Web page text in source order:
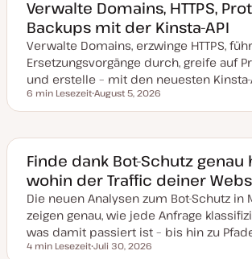
Verwalte Domains, HTTPS,
Backups mit der Kinsta-API
Verwalte Domains, erzwinge HTTPS,
Ersetzungsvorgänge durch, greife auf
und erstelle – mit den neuesten Kinsta-
Lesezeit
6 min Lesezeit
a
a
k
t
u
a
i
s
i
e
August 5, 2026
Finde dank Bot-Schutz genau
wohin der Traffic deiner
Die neuen Analysen zum Bot-Schutz in
zeigen genau, wie jede Anfrage
was damit passiert ist – bis hin zu
Lesezeit
4 min Lesezeit Juli 30, 2026